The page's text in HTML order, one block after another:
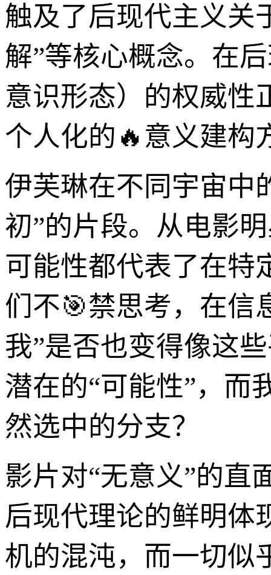
触及了后现代主义关
解”等核心概念。在
意识形态）的权威性
个人化的🔥意义建构
伊芙琳在不同宇宙中
初”的片段。从电影
可能性都代表了在特
们不🎯禁思考，在信
我”是否也变得像这
潜在的“可能性”，而
然选中的分支？
影片对“无意义”的直
后现代理论的鲜明体
机的混沌，而一切似